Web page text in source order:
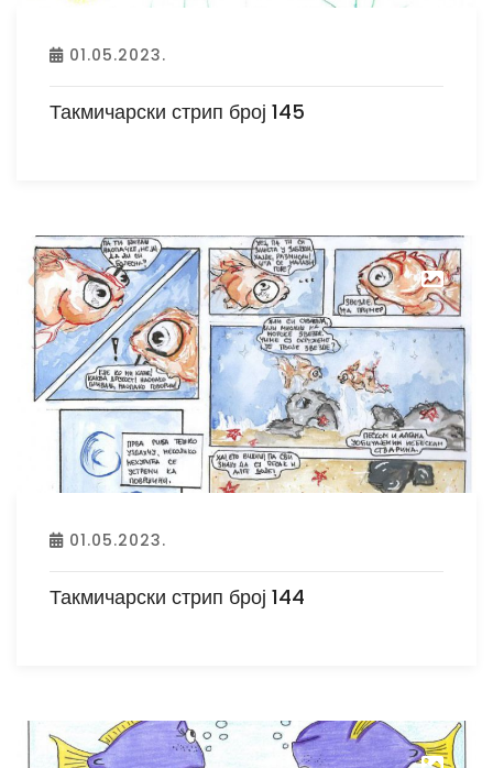
01.05.2023.
Такмичарски стрип број 145
01.05.2023.
Такмичарски стрип број 144